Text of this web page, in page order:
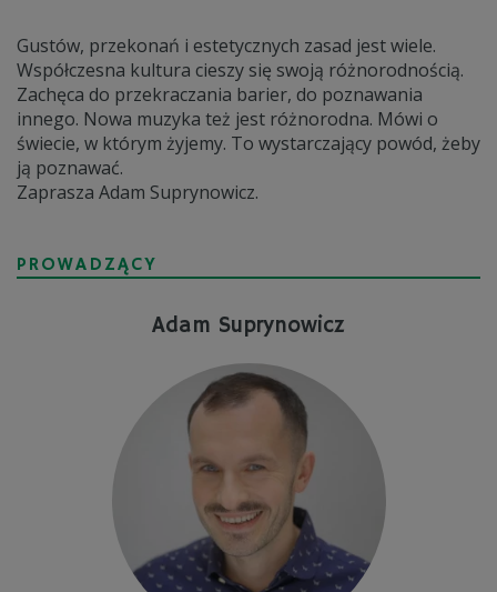
Gustów, przekonań i estetycznych zasad jest wiele.
Współczesna kultura cieszy się swoją różnorodnością.
Zachęca do przekraczania barier, do poznawania
innego. Nowa muzyka też jest różnorodna. Mówi o
świecie, w którym żyjemy. To wystarczający powód, żeby
ją poznawać.
Zaprasza Adam Suprynowicz.
PROWADZĄCY
Adam Suprynowicz